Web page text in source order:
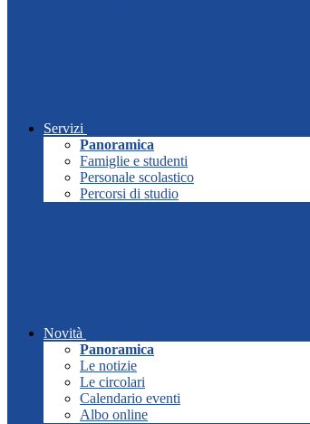
Servizi
Panoramica
Famiglie e studenti
Personale scolastico
Percorsi di studio
Novità
Panoramica
Le notizie
Le circolari
Calendario eventi
Albo online